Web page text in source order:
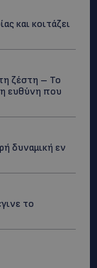
και κοιτάζει
ζέστη – Το
η ευθύνη που
δυναμική εν
το